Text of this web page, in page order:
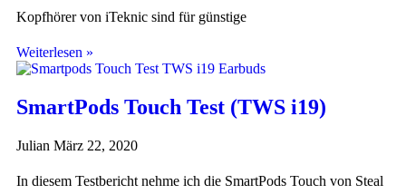
Kopfhörer von iTeknic sind für günstige
Weiterlesen »
SmartPods Touch Test (TWS i19)
Julian März 22, 2020
In diesem Testbericht nehme ich die SmartPods Touch von Steal